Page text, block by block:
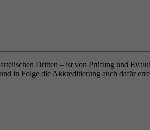
Dritten – ist von Prüfung und
in Folge die Akkreditierung auch dafür